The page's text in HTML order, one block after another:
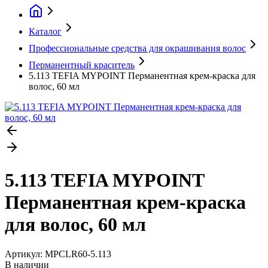
Каталог
Профессиональные средства для окрашивания волос
Перманентный краситель
5.113 TEFIA MYPOINT Перманентная крем-краска для
волос, 60 мл
5.113 TEFIA MYPOINT
Перманентная крем-краска
для волос, 60 мл
Артикул: MPCLR60-5.113
В наличии